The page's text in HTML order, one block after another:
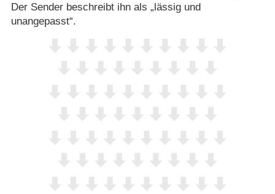
Der Sender beschreibt ihn als „lässig und
unangepasst“.